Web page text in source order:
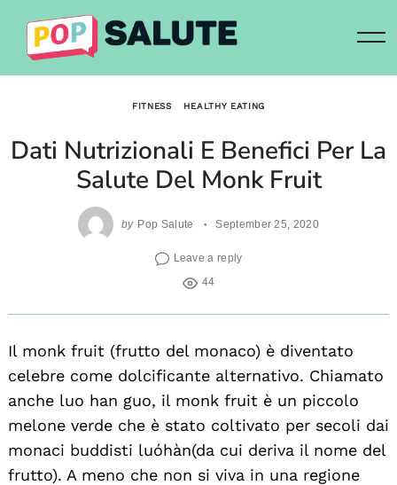
content
FITNESS HEALTHY EATING
Dati Nutrizionali E Benefici Per La
Salute Del Monk Fruit
by Pop Salute September 25, 2020
Leave a reply
44
Il monk fruit (frutto del monaco) è diventato
celebre come dolcificante alternativo. Chiamato
anche luo han guo, il monk fruit è un piccolo
melone verde che è stato coltivato per secoli dai
monaci buddisti luóhàn(da cui deriva il nome del
frutto). A meno che non si viva in una regione